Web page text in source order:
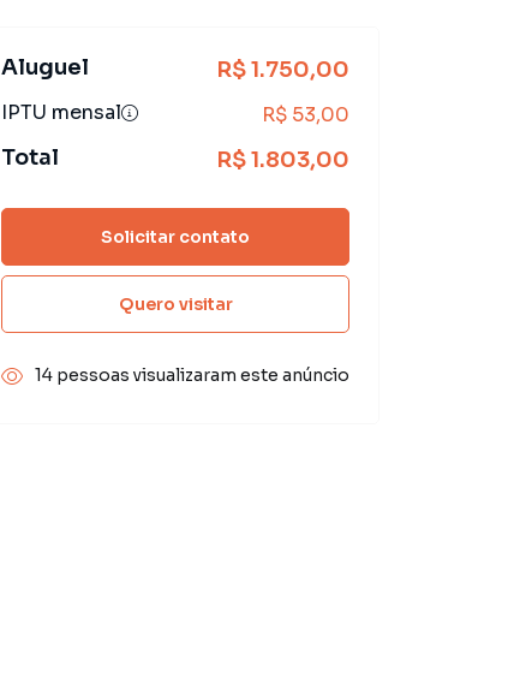
Aluguel R$ 1.750,00
IPTU mensal R$ 53,00
Total R$ 1.803,00
Solicitar contato
Quero visitar
14 pessoas visualizaram este anúncio